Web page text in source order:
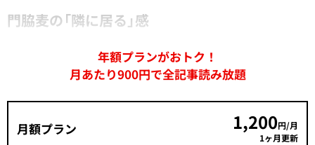
門脇麦の「隣に居る」感
年額プランがおトク！
月あたり900円で全記事読み放題
月額プラン 1,200円/月
1ヶ月更新